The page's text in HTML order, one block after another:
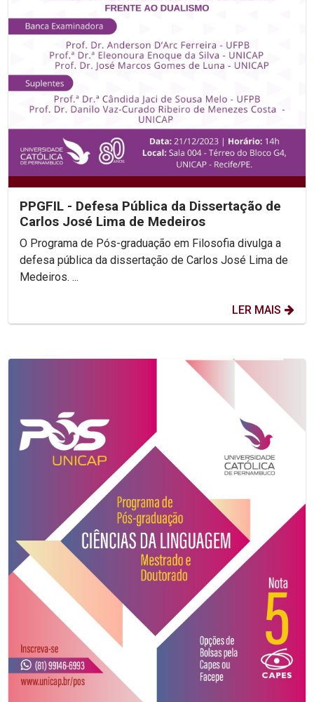
PPGFIL - Defesa Pública da Dissertação de
Carlos José Lima de Medeiros
O Programa de Pós-graduação em Filosofia divulga a
defesa pública da dissertação de Carlos José Lima de
Medeiros. ...
LER MAIS